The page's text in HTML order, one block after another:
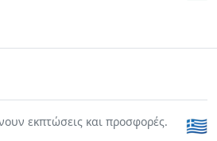
εκπτώσεις και προσφορές.
🇬🇷